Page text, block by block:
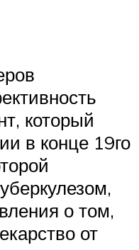
который
в конце 19го
о том,
от